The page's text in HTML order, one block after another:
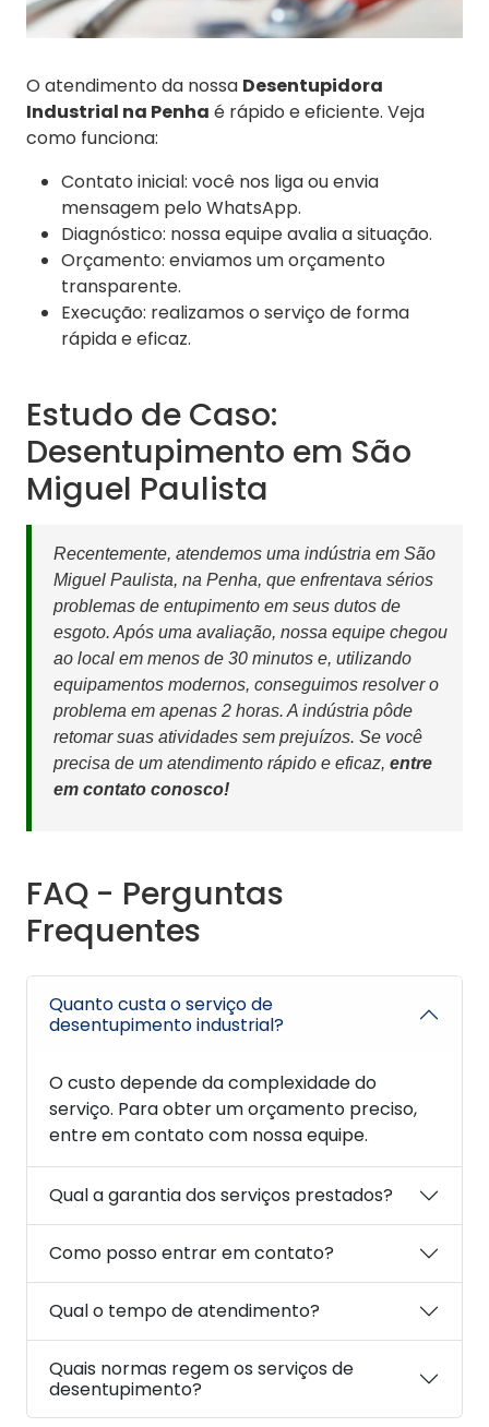
O atendimento da nossa Desentupidora
Industrial na Penha é rápido e eficiente. Veja
como funciona:
Contato inicial: você nos liga ou envia
mensagem pelo WhatsApp.
Diagnóstico: nossa equipe avalia a situação.
Orçamento: enviamos um orçamento
transparente.
Execução: realizamos o serviço de forma
rápida e eficaz.
Estudo de Caso:
Desentupimento em São
Miguel Paulista
Recentemente, atendemos uma indústria em São
Miguel Paulista, na Penha, que enfrentava sérios
problemas de entupimento em seus dutos de
esgoto. Após uma avaliação, nossa equipe chegou
ao local em menos de 30 minutos e, utilizando
equipamentos modernos, conseguimos resolver o
problema em apenas 2 horas. A indústria pôde
retomar suas atividades sem prejuízos. Se você
precisa de um atendimento rápido e eficaz, entre
em contato conosco!
FAQ - Perguntas
Frequentes
Quanto custa o serviço de
desentupimento industrial?
O custo depende da complexidade do
serviço. Para obter um orçamento preciso,
entre em contato com nossa equipe.
Qual a garantia dos serviços prestados?
Como posso entrar em contato?
Qual o tempo de atendimento?
Quais normas regem os serviços de
desentupimento?